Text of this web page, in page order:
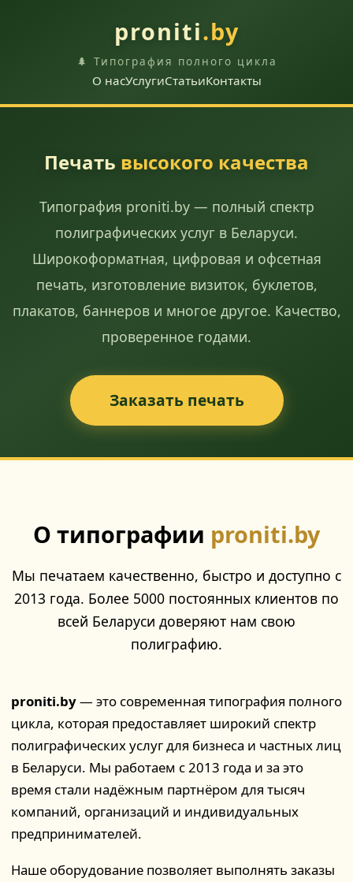
proniti.by
🌲 Типография полного цикла
О насУслугиСтатьиКонтакты
Печать высокого качества
Типография proniti.by — полный спектр
полиграфических услуг в Беларуси.
Широкоформатная, цифровая и офсетная
печать, изготовление визиток, буклетов,
плакатов, баннеров и многое другое. Качество,
проверенное годами.
Заказать печать
О типографии proniti.by
Мы печатаем качественно, быстро и доступно с
2013 года. Более 5000 постоянных клиентов по
всей Беларуси доверяют нам свою
полиграфию.
proniti.by— это современная типография полного
цикла, которая предоставляет широкий спектр
полиграфических услуг для бизнеса и частных лиц
в Беларуси. Мы работаем с 2013 года и за это
время стали надёжным партнёром для тысяч
компаний, организаций и индивидуальных
предпринимателей.
Наше оборудование позволяет выполнять заказы